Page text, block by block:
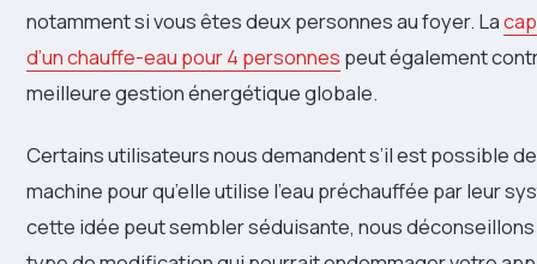
notamment si vous êtes deux personnes au foyer. La
d’un chauffe-eau pour 4 personnes peut également
meilleure gestion énergétique globale.
Certains utilisateurs nous demandent s’il est possible
machine pour qu’elle utilise l’eau préchauffée par leur
cette idée peut sembler séduisante, nous